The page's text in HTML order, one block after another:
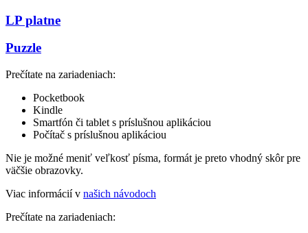
LP platne
Puzzle
Prečítate na zariadeniach:
Pocketbook
Kindle
Smartfón či tablet s príslušnou aplikáciou
Počítač s príslušnou aplikáciou
Nie je možné meniť veľkosť písma, formát je preto vhodný skôr pre
väčšie obrazovky.
Viac informácií v našich návodoch
Prečítate na zariadeniach: